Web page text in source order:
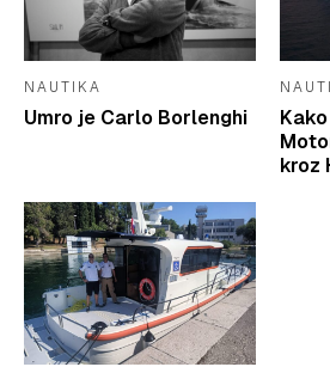
NAUTIKA
Umro je Carlo Borlenghi
kroz